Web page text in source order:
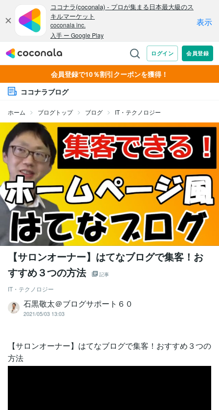
会員登録で10％割引クーポンを獲得！
ココナラブログ
ホーム ブログトップ ブログ IT・テクノロジー
【サロンオーナー】はてなブログで集客！お
すすめ３つの方法
記事
IT・テクノロジー
石黒敬太＠ブログサポート６０
2021/05/03 13:03
【サロンオーナー】はてなブログで集客！おすすめ３つの
方法